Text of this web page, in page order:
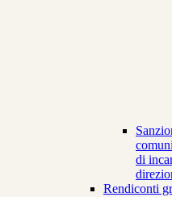
di
Rendiconti